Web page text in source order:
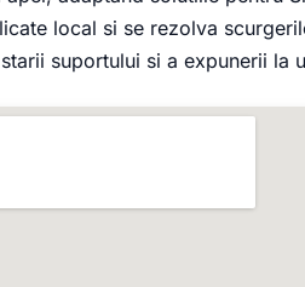
local si se rezolva
suportului si a expunerii la